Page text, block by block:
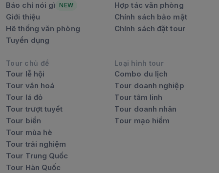
Báo chí nói gì NEW
Giới thiệu
Hê thống văn phòng
Tuyển dụng
Hợp tác văn phòng
Chính sách bảo mật
Chính sách đặt tour
Tour chủ đề
Tour lễ hội
Tour văn hoá
Tour lá đỏ
Tour trượt tuyết
Tour biển
Tour mùa hè
Tour trải nghiệm
Tour Trung Quốc
Tour Hàn Quốc
Loại hình tour
Combo du lịch
Tour doanh nghiệp
Tour tâm linh
Tour doanh nhân
Tour mạo hiểm